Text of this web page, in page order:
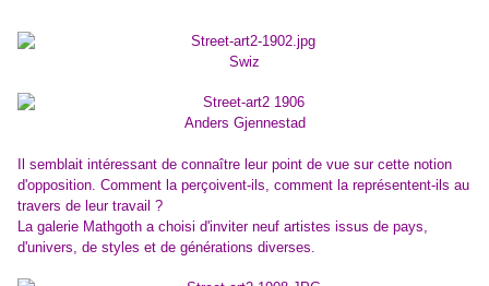
Swiz
Anders Gjennestad
Il semblait intéressant de connaître leur point de vue sur cette notion
d'opposition. Comment la perçoivent-ils, comment la représentent-ils au
travers de leur travail ?
La galerie Mathgoth a choisi d'inviter neuf artistes issus de pays,
d'univers, de styles et de générations diverses.